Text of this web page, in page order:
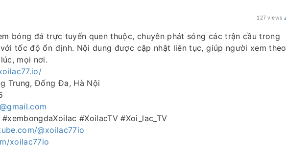
127 views
bóng đá trực tuyến quen thuộc, chuyên phát sóng các trận cầu trong
tốc độ ổn định. Nội dung được cập nhật liên tục, giúp người xem theo
mọi nơi.
Trung, Đống Đa, Hà Nội
#XoilacTV #Xoi_lac_TV
@xoilac77io
xoilac77io